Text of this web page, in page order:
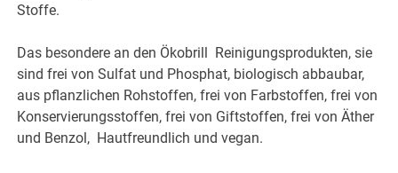
Stoffe.
Das besondere an den Ökobrill Reinigungsprodukten, sie
sind frei von Sulfat und Phosphat, biologisch abbaubar,
aus pflanzlichen Rohstoffen, frei von Farbstoffen, frei von
Konservierungsstoffen, frei von Giftstoffen, frei von Äther
und Benzol, Hautfreundlich und vegan.